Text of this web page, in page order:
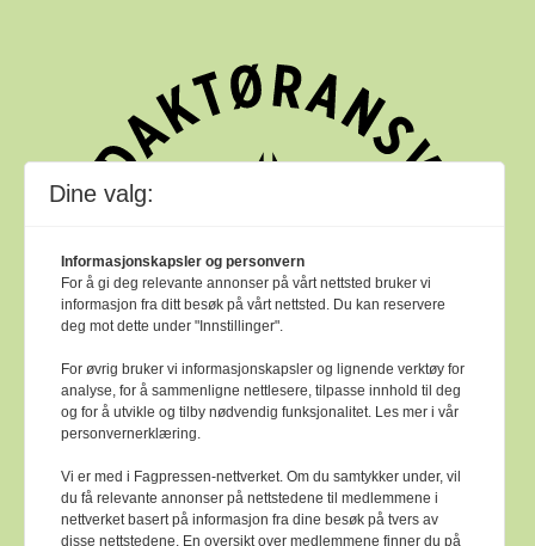
Bok & bibliotek arbeider etterVer Varsam -
Dine valg:
Informasjonskapsler og personvern
For å gi deg relevante annonser på vårt nettsted bruker vi
informasjon fra ditt besøk på vårt nettsted. Du kan reservere
deg mot dette under "Innstillinger".
For øvrig bruker vi informasjonskapsler og lignende verktøy for
analyse, for å sammenligne nettlesere, tilpasse innhold til deg
og for å utvikle og tilby nødvendig funksjonalitet. Les mer i vår
personvernerklæring.
Vi er med i Fagpressen-nettverket. Om du samtykker under, vil
du få relevante annonser på nettstedene til medlemmene i
nettverket basert på informasjon fra dine besøk på tvers av
disse nettstedene. En oversikt over medlemmene finner du på